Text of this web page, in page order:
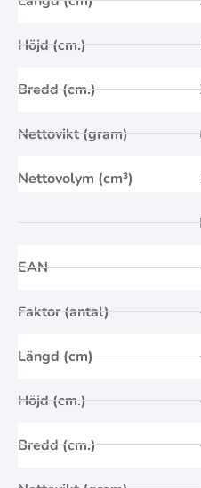
Höjd (cm.)
Bredd (cm.)
Nettovikt (gram)
Nettovolym (cm³)
EAN
Faktor (antal)
Längd (cm)
Höjd (cm.)
Bredd (cm.)